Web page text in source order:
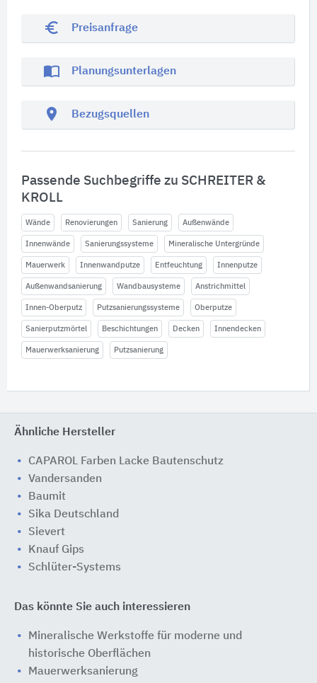
euro_symbol Preisanfrage
import_contacts Planungsunterlagen
location_on Bezugsquellen
Passende Suchbegriffe zu SCHREITER &
KROLL
Wände Renovierungen Sanierung Außenwände
Innenwände Sanierungssysteme Mineralische Untergründe
Mauerwerk Innenwandputze Entfeuchtung Innenputze
Außenwandsanierung Wandbausysteme Anstrichmittel
Innen-Oberputz Putzsanierungssysteme Oberputze
Sanierputzmörtel Beschichtungen Decken Innendecken
Mauerwerksanierung Putzsanierung
Ähnliche Hersteller
CAPAROL Farben Lacke Bautenschutz
Vandersanden
Baumit
Sika Deutschland
Sievert
Knauf Gips
Schlüter-Systems
Das könnte Sie auch interessieren
Mineralische Werkstoffe für moderne und
historische Oberflächen
Mauerwerksanierung